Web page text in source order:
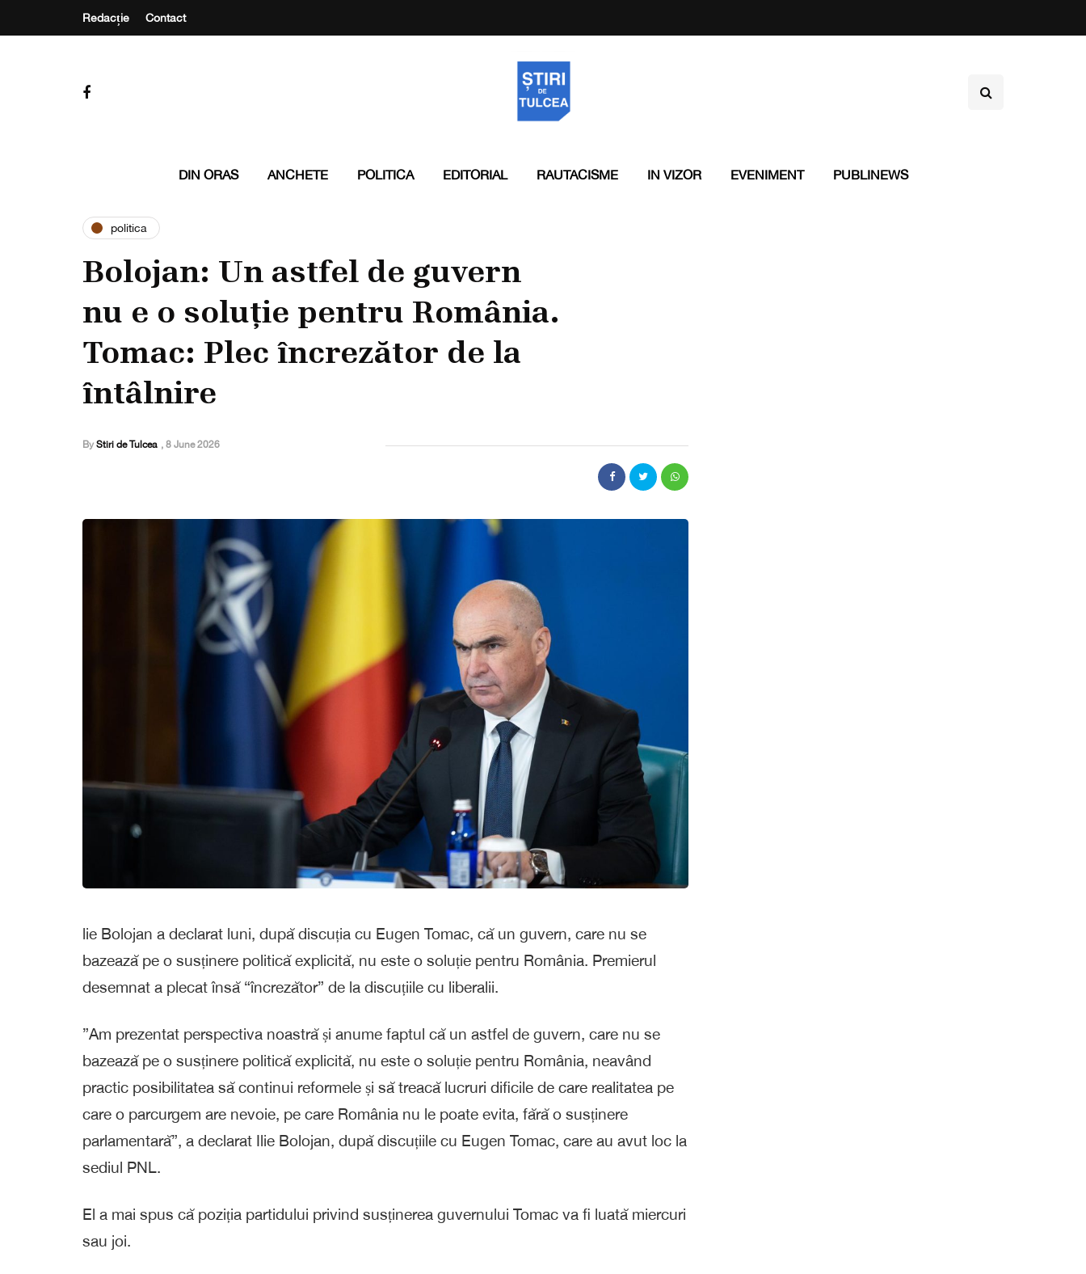
Redacție Contact
DIN ORAS ANCHETE POLITICA EDITORIAL RAUTACISME IN VIZOR EVENIMENT PUBLINEWS
politica
Bolojan: Un astfel de guvern
nu e o soluție pentru România.
Tomac: Plec încrezător de la
întâlnire
By Stiri de Tulcea , 8 June 2026
lie Bolojan a declarat luni, după discuția cu Eugen Tomac, că un guvern, care nu se
bazează pe o susținere politică explicită, nu este o soluție pentru România. Premierul
desemnat a plecat însă “încrezător” de la discuțiile cu liberalii.
”Am prezentat perspectiva noastră și anume faptul că un astfel de guvern, care nu se
bazează pe o susținere politică explicită, nu este o soluție pentru România, neavând
practic posibilitatea să continui reformele și să treacă lucruri dificile de care realitatea pe
care o parcurgem are nevoie, pe care România nu le poate evita, fără o susținere
parlamentară”, a declarat Ilie Bolojan, după discuțiile cu Eugen Tomac, care au avut loc la
sediul PNL.
El a mai spus că poziția partidului privind susținerea guvernului Tomac va fi luată miercuri
sau joi.